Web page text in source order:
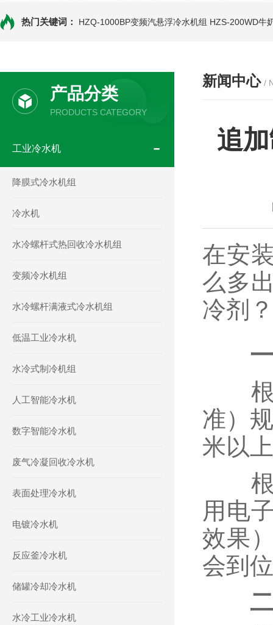
热门关键词： HZQ-1000BP变频汽悬浮冷水机组 HZS-200WD牛
产品分类
PRODUCTS CATEGORY
工业冷水机
降膜式冷水机组
冷水机
水冷螺杆式热回收冷水机组
变频冷水机组
水冷螺杆满液式冷水机组
低温工业冷水机
水冷式制冷机组
人工智能冷水机
数字智能冷水机
废气冷凝回收冷水机
表面处理冷水机
电镀冷水机
反应釜冷水机
储罐冷却冷水机
水冷工业冷水机
新闻中心 /
追
在安
么多
冷剂
根
准）
米以
根
用电
效果
会到